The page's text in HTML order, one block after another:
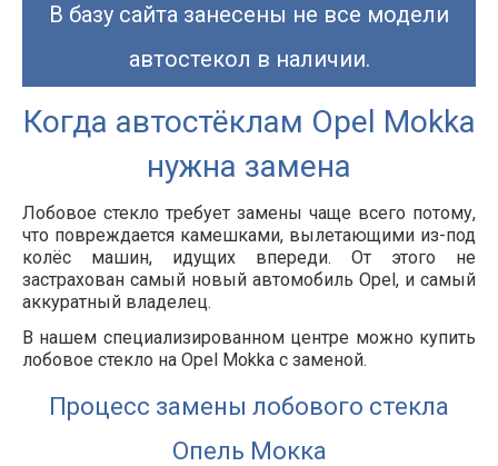
В базу сайта занесены не все модели
автостекол в наличии.
Когда автостёклам Opel Mokka
нужна замена
Лобовое стекло требует замены чаще всего потому,
что повреждается камешками, вылетающими из-под
колёс машин, идущих впереди. От этого не
застрахован самый новый автомобиль Opel, и самый
аккуратный владелец.
В нашем специализированном центре можно купить
лобовое стекло на Opel Mokka с заменой.
Процесс замены лобового стекла
Опель Мокка